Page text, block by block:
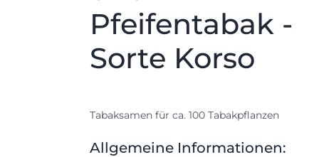
Pfeifentabak -
Sorte Korso
Tabaksamen für ca. 100 Tabakpflanzen
Allgemeine Informationen: